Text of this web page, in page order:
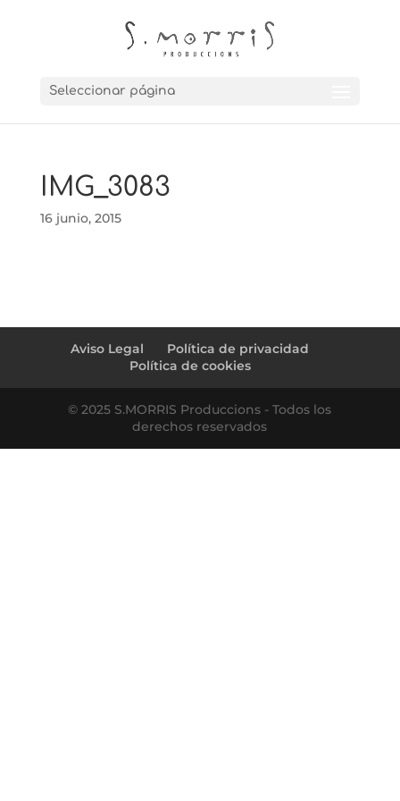
Seleccionar página
IMG_3083
16 junio, 2015
Aviso Legal
Política de privacidad
Política de cookies
© 2025 S.MORRIS Produccions - Todos los
derechos reservados